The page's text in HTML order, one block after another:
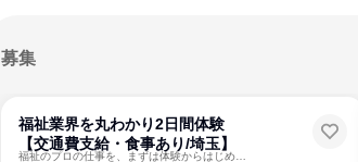
募集
福祉業界を丸わかり2日間体験
【交通費支給・食事あり/埼玉】